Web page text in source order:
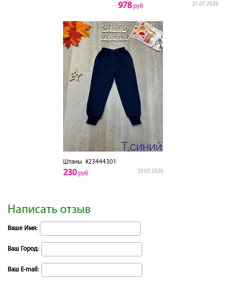
21.07.2026
978руб
Штаны #23444301
20.07.2026
230руб
Написать отзыв
Ваше Имя:
Ваш Город:
Ваш E-mail: